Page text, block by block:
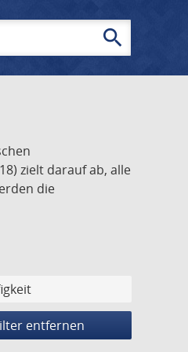
search
zielt darauf ab, alle
die
entfernen